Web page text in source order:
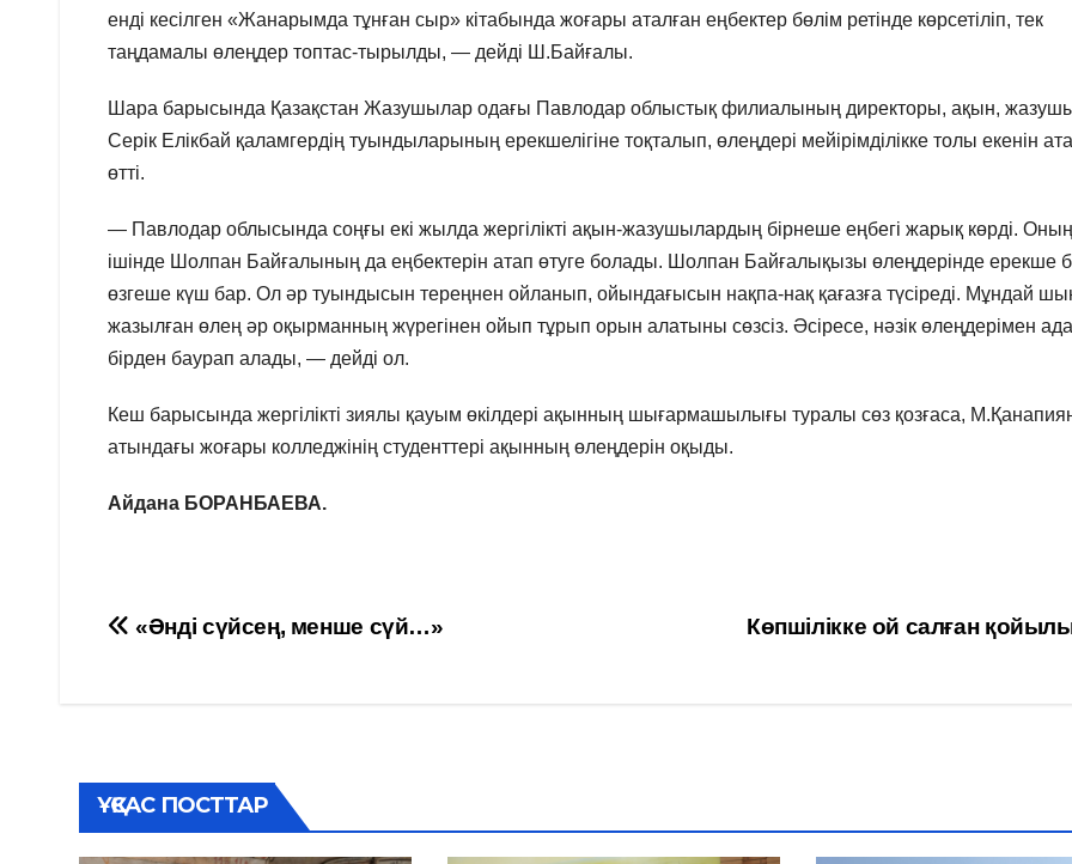
енді кесілген «Жанарымда тұнған сыр» кітабында жоғары аталған еңбектер бөлім ретінде көрсетіліп, тек
таңдамалы өлеңдер топтас-тырылды, — дейді Ш.Байғалы.
Шара барысында Қазақстан Жазушылар одағы Павлодар облыстық филиалының директоры, ақын,
Серік Елікбай қаламгердің туындыларының ерекшелігіне тоқталып, өлеңдері мейірімділікке толы екенін
өтті.
— Павлодар облысында соңғы екі жылда жергілікті ақын-жазушылардың бірнеше еңбегі жарық көрді. Оның
ішінде Шолпан Байғалының да еңбектерін атап өтуге болады. Шолпан Байғалықызы өлеңдерінде ерекше
өзгеше күш бар. Ол әр туындысын тереңнен ойланып, ойындағысын нақпа-нақ қағазға түсіреді. Мұндай
жазылған өлең әр оқырманның жүрегінен ойып тұрып орын алатыны сөзсіз. Әсіресе, нәзік өлеңдерімен
бірден баурап алады, — дейді ол.
Кеш барысында жергілікті зиялы қауым өкілдері ақынның шығармашылығы туралы сөз қозғаса,
атындағы жоғары колледжінің студенттері ақынның өлеңдерін оқыды.
Айдана БОРАНБАЕВА.
Навигация
Көпшілікке ой салған
«Әнді сүйсең, менше сүй…»
ҰҚСАС ПОСТТАР